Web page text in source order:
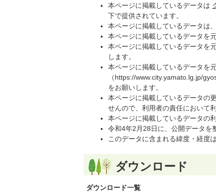
本ページに掲載しているデータは
下で提供されています。
本ページに掲載しているデータは
本ページに掲載しているデータを
本ページに掲載しているデータを
します。
本ページに掲載しているデータを
（https://www.city.yamato.lg.jp/
をお願いします。
本ページに掲載しているデータの
せんので、利用者の責任において
本ページに掲載しているデータの
令和4年2月28日に、公開データを
このデータに含まれる緯度・経度
ダウンロード
ダウンロード一覧